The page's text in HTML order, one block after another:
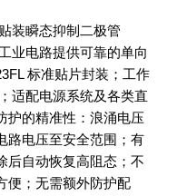
装瞬态抑制二极管
业电路提供可靠的单向
标准贴片封装；工作
适配电源系统及各类直
护的精准性：浪涌电压
路电压至安全范围；有
后自动恢复高阻态；不
便；无需额外防护配